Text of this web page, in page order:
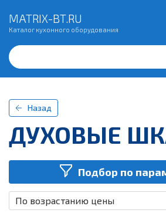
MATRIX-BT.RU
Каталог кухонного оборудования
Назад
ДУХОВЫЕ
Подбор по
По возрастанию цены